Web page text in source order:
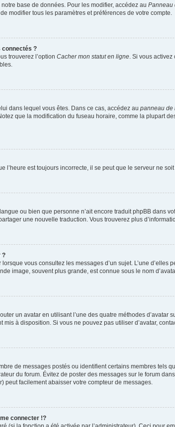
base de données. Pour les modifier, accédez au Panneau
modifier tous les paramètres et préférences de votre compte.
connectés ?
trouverez l’option Cacher mon statut en ligne . Si vous
dans lequel vous êtes. Dans ce cas, accédez au panneau de
que la modification du fuseau horaire, comme la plupart
l’heure est toujours incorrecte, il se peut que le serveur ne
ou bien que personne n’ait encore traduit phpBB dans
une nouvelle traduction. Vous trouverez plus
?
vous consultez les messages d’un sujet. L’une
image, souvent plus grande, est connue sous le nom
un avatar en utilisant l’une des quatre méthodes d’avatar
à disposition. Si vous ne pouvez pas utiliser d’avatar,
de messages postés ou identifient certains membres tels
du forum. Évitez de poster des messages sur le forum
peut facilement abaisser votre compteur de messages.
connecter !?